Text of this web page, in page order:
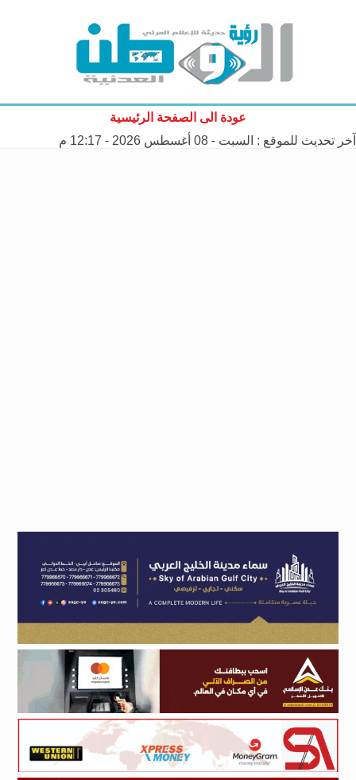
عودة الى الصفحة الرئيسية
آخر تحديث للموقع : السبت - 08 أغسطس 2026 - 12:17 م